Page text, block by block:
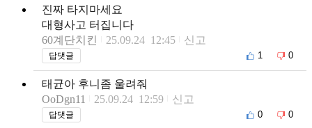
진짜 타지마세요
대형사고 터집니다
60계단치킨
25.09.24 12:45 신고
답댓글 1 0
태균아 후니좀 울려줘
OoDgn11
25.09.24 12:59 신고
답댓글 0 0